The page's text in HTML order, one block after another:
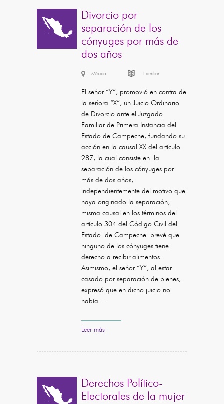
Divorcio por
separación de los
cónyuges por más de
dos años
México Familiar
El señor “Y”, promovió en contra de
la señora “X”, un Juicio Ordinario
de Divorcio ante el Juzgado
Familiar de Primera Instancia del
Estado de Campeche, fundando su
acción en la causal XX del artículo
287, la cual consiste en: la
separación de los cónyuges por
más de dos años,
independientemente del motivo que
haya originado la separación;
misma causal en los términos del
artículo 304 del Código Civil del
Estado de Campeche prevé que
ninguno de los cónyuges tiene
derecho a recibir alimentos.
Asimismo, el señor “Y”, al estar
casado por separación de bienes,
expresó que en dicho juicio no
había…
Leer más
Derechos Político-
Electorales de la mujer